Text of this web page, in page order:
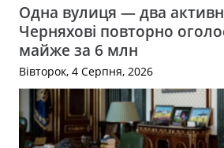
Одна вулиця — два
Черняхові повторно
майже за 6 млн
Вівторок, 4 Серпня, 2026